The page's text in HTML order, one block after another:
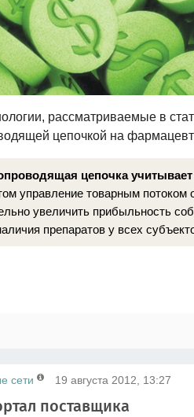
рассматриваемые в
цепочкой на
цепочка
управление товарным
увеличить прибыльность
препаратов у всех
сети 19 августа 2012, 13:27
поставщика